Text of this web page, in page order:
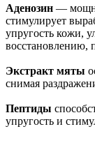
Аденозин —
стимулирует
упругость кожи,
восстановлению,
Экстракт мяты
снимая
Пептиды
упругость и